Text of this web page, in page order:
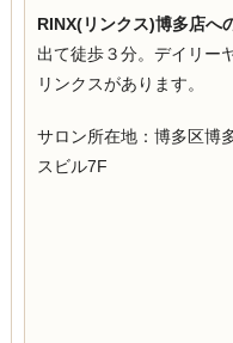
RINX(リンクス)博多店へ
出て徒歩３分。デイリー
リンクスがあります。
サロン所在地：博多区博
スビル7F